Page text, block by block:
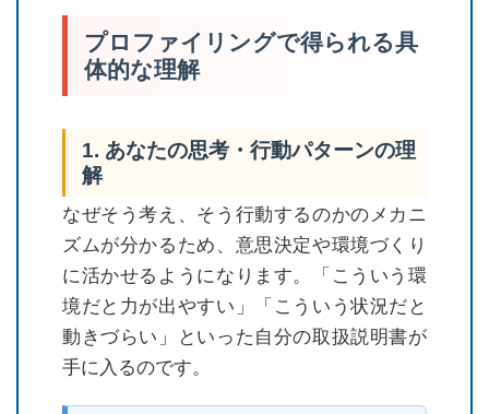
プロファイリングで得られる具
体的な理解
1. あなたの思考・行動パターンの理
解
なぜそう考え、そう行動するのかのメカニ
ズムが分かるため、意思決定や環境づくり
に活かせるようになります。「こういう環
境だと力が出やすい」「こういう状況だと
動きづらい」といった自分の取扱説明書が
手に入るのです。